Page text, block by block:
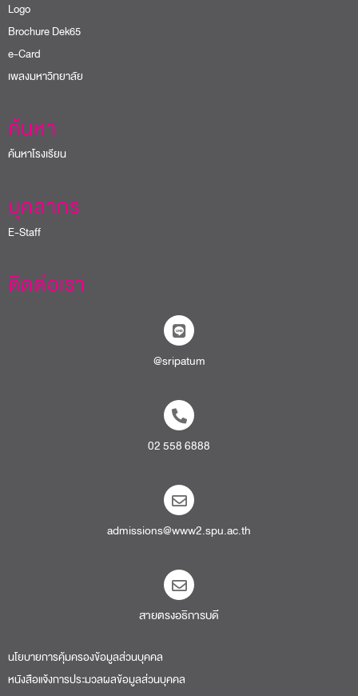
Logo
Brochure Dek65
e-Card
เพลงมหาวิทยาลัย
ค้นหา
ค้นหาโรงเรียน
บุคลากร
E-Staff
ติดต่อเรา
@sripatum
02 558 6888
admissions@www2.spu.ac.th
สายตรงอธิการบดี​
นโยบายการคุ้มครองข้อมูลส่วนบุคคล
หนังสือแจ้งการประมวลผลข้อมูลส่วนบุคคล